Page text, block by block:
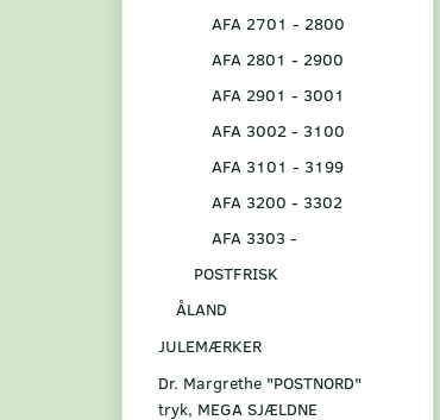
AFA 2701 - 2800
AFA 2801 - 2900
AFA 2901 - 3001
AFA 3002 - 3100
AFA 3101 - 3199
AFA 3200 - 3302
AFA 3303 -
POSTFRISK
ÅLAND
JULEMÆRKER
Dr. Margrethe "POSTNORD"
tryk, MEGA SJÆLDNE